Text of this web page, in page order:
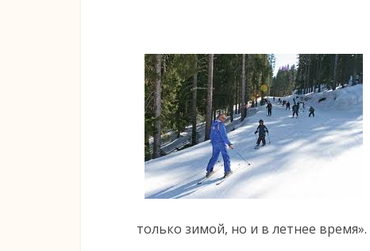
только зимой, но и в летнее время».